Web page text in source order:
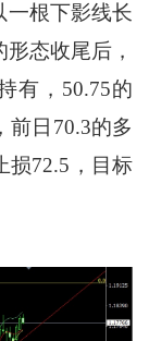
一根下影线长
态收尾后，
有，50.75的
前日70.3的多
损72.5，目标